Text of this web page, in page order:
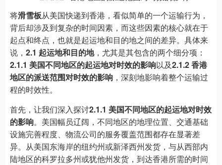
将滑雪板从美国快递到香港，看似简单的一个运输行为，
背后却涉及到复杂的时间因素，而这些因素的核心就在于
起点和终点，也就是起运地和目的地之间的差异。具体来
说， 2.1 起运地和目的地，尤其是其包含的两个细分项：
2.1.1 美国不同地区的起运地对时效的影响以及2.1.2 香港
地区的派送范围对时效的影响 ，深刻地影响着整个运输过
程的时效性。
首先，让我们深入探讨2.1.1 美国不同地区的起运地对时效
的影响。美国幅员辽阔，不同地区的地理位置、交通基础
设施完善程度、物流公司的服务覆盖范围都存在显著差
异。从美国东海岸的纽约州或新泽西州发货，与从西部内
陆地区的科罗拉多州或犹他州发货，到达香港所需的时间